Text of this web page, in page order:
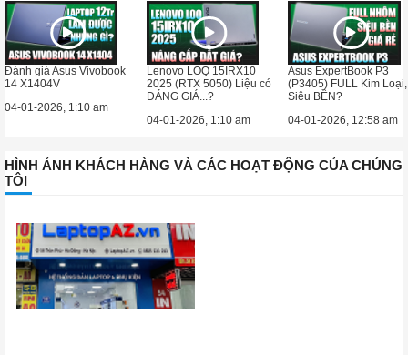
Đánh giá Asus Vivobook
14 X1404V
04-01-2026, 1:10 am
Lenovo LOQ 15IRX10
2025 (RTX 5050) Liệu có
ĐÁNG GIÁ...?
04-01-2026, 1:10 am
Asus ExpertBook P3
(P3405) FULL Kim Loại,
Siêu BỀN?
04-01-2026, 12:58 am
HÌNH ẢNH KHÁCH HÀNG VÀ CÁC HOẠT ĐỘNG CỦA CHÚNG
TÔI